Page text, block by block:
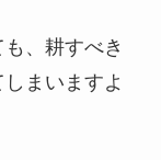
、耕すべき
まいますよ